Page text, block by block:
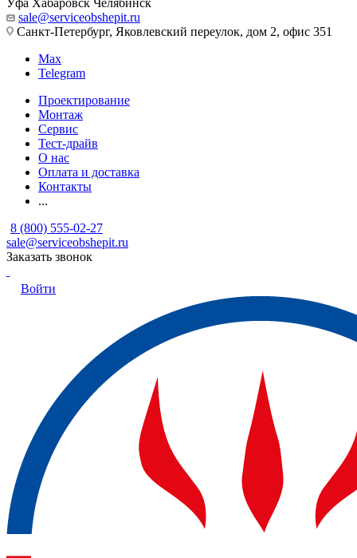
Уфа Хабаровск Челябинск
sale@serviceobshepit.ru
Санкт-Петербург, Яковлевский переулок, дом 2, офис 351
Max
Telegram
Проектирование
Монтаж
Сервис
Тест-драйв
О нас
Оплата и доставка
Контакты
...
8 (800) 555-02-27
sale@serviceobshepit.ru
Заказать звонок
Войти